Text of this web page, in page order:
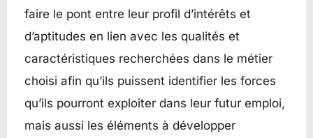
faire le pont entre leur profil d’intérêts et
d’aptitudes en lien avec les qualités et
caractéristiques recherchées dans le métier
choisi afin qu’ils puissent identifier les forces
qu’ils pourront exploiter dans leur futur emploi,
mais aussi les éléments à développer